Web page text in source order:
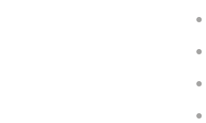
●
●
●
●